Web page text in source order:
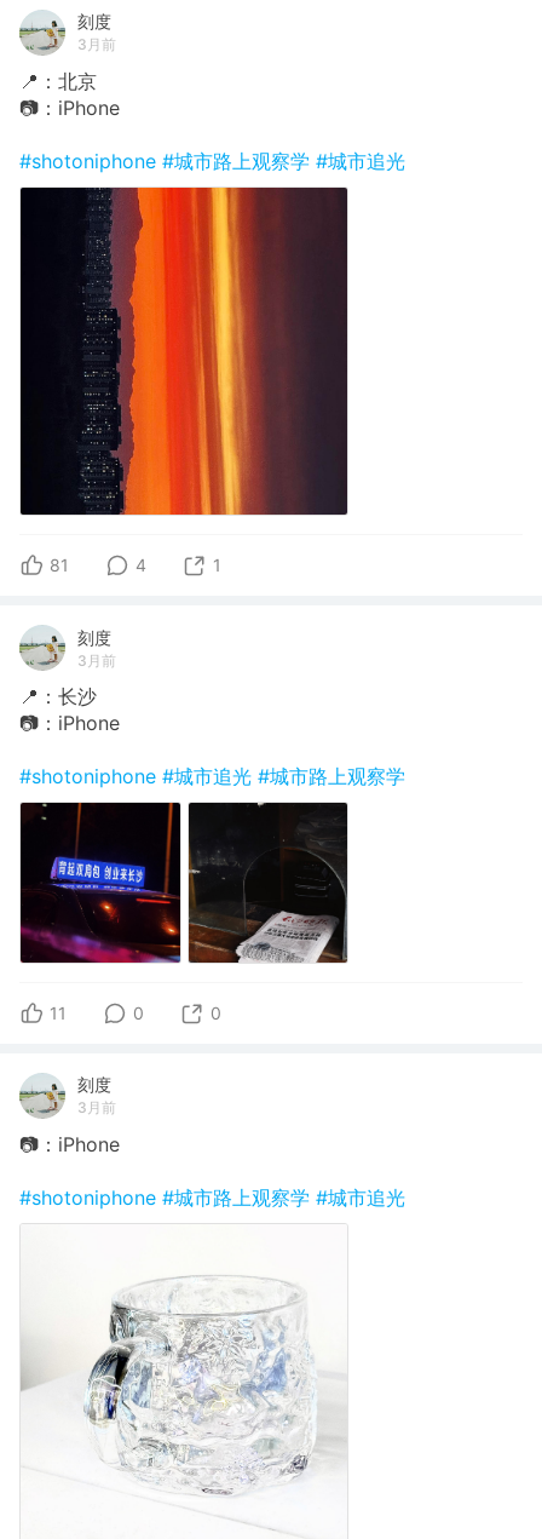
刻度
3月前
📍：北京
📷：iPhone
#shotoniphone #城市路上观察学 #城市追光
81 4 1
刻度
3月前
📍：长沙
📷：iPhone
#shotoniphone #城市追光 #城市路上观察学
11 0 0
刻度
3月前
📷：iPhone
#shotoniphone #城市路上观察学 #城市追光